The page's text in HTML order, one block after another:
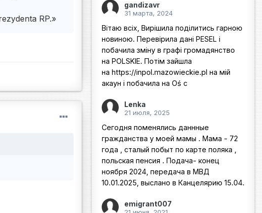
RP.»
gandizavr
31 марта, 2024
Вітаю всіх, Вирішила поділитись гарною
новиною. Перевірила дані PESEL і
побачила зміну в графі громадянство
на POLSKIE. Потім зайшла
на https://inpol.mazowieckie.pl на мій
акаун і побачила на Oś c
Lenka
21 июля, 2025
Сегодня поменялись даннные
гражданства у моей мамы . Мама - 72
года , сталый побыт по карте поляка ,
польская пенсия . Подача- конец
ноября 2024, передача в МВД
10.01.2025, выслано в Канцелярию 15.04.
emigrant007